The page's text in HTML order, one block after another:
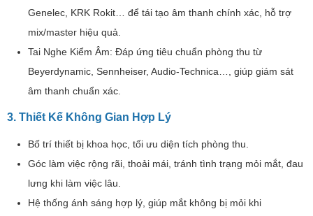
Genelec, KRK Rokit… để tái tạo âm thanh chính xác, hỗ trợ
mix/master hiệu quả.
Tai Nghe Kiểm Âm: Đáp ứng tiêu chuẩn phòng thu từ
Beyerdynamic, Sennheiser, Audio-Technica…, giúp giám sát
âm thanh chuẩn xác.
3. Thiết Kế Không Gian Hợp Lý
Bố trí thiết bị khoa học, tối ưu diện tích phòng thu.
Góc làm việc rộng rãi, thoải mái, tránh tình trạng mỏi mắt, đau
lưng khi làm việc lâu.
Hệ thống ánh sáng hợp lý, giúp mắt không bị mỏi khi